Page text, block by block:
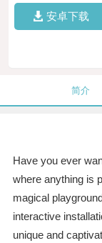
安卓下载
简介
Have you ever
where anything is
magical
interactive
unique and